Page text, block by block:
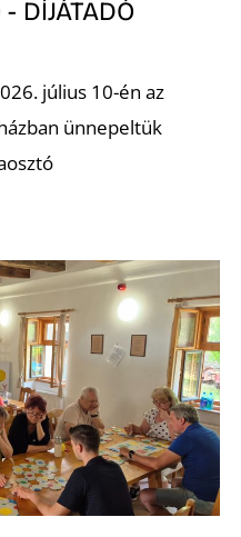
DÍJÁTADÓ
július 10-én az
ünnepeltük